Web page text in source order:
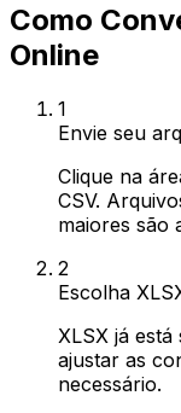
Como
Online
1
Envie seu
Clique na
CSV.
maiores são
2
Escolha
XLSX já
ajustar as
necessário.